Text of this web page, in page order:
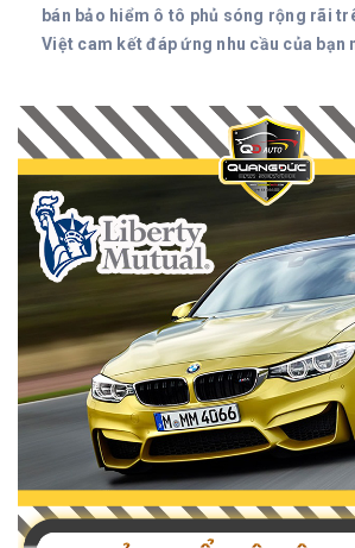
bán bảo hiểm ô tô phủ sóng rộng rãi
Việt cam kết đáp ứng nhu cầu của bạn